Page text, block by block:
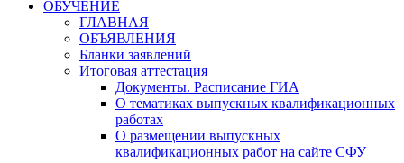
ОБУЧЕНИЕ
ГЛАВНАЯ
ОБЪЯВЛЕНИЯ
Бланки заявлений
Итоговая аттестация
Документы. Расписание ГИА
О тематиках выпускных квалификационных
работах
О размещении выпускных
квалификационных работ на сайте СФУ